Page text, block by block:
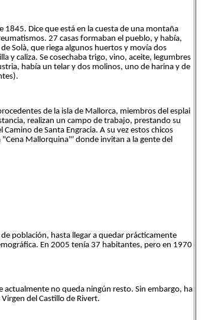
1845. Dice que está en la cuesta de una montaña
27 casas formaban el pueblo, y había,
Solà, que riega algunos huertos y movía dos
y caliza. Se cosechaba trigo, vino, aceite, legumbres
había un telar y dos molinos, uno de harina y de
de la isla de Mallorca, miembros del esplai
realizan un campo de trabajo, prestando su
de Santa Engracia. A su vez estos chicos
Mallorquina"' donde invitan a la gente del
población, hasta llegar a quedar prácticamente
En 2005 tenía 37 habitantes, pero en 1970
actualmente no queda ningún resto. Sin embargo, ha
del Castillo de Rivert.